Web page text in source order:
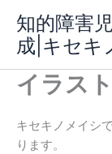
ス
知的障害
成|キセキ
イラス
キセキノメイシ
ります。